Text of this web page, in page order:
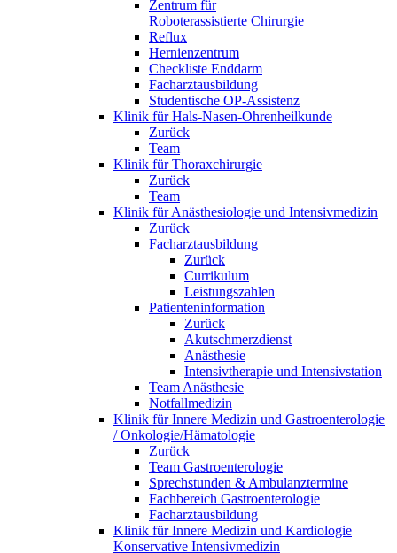
Zentrum für
Roboterassistierte Chirurgie
Reflux
Hernienzentrum
Checkliste Enddarm
Facharztausbildung
Studentische OP-Assistenz
Klinik für Hals-Nasen-Ohrenheilkunde
Zurück
Team
Klinik für Thoraxchirurgie
Zurück
Team
Klinik für Anästhesiologie und Intensivmedizin
Zurück
Facharztausbildung
Zurück
Currikulum
Leistungszahlen
Patienteninformation
Zurück
Akutschmerzdienst
Anästhesie
Intensivtherapie und Intensivstation
Team Anästhesie
Notfallmedizin
Klinik für Innere Medizin und Gastroenterologie
/ Onkologie/Hämatologie
Zurück
Team Gastroenterologie
Sprechstunden & Ambulanztermine
Fachbereich Gastroenterologie
Facharztausbildung
Klinik für Innere Medizin und Kardiologie
Konservative Intensivmedizin